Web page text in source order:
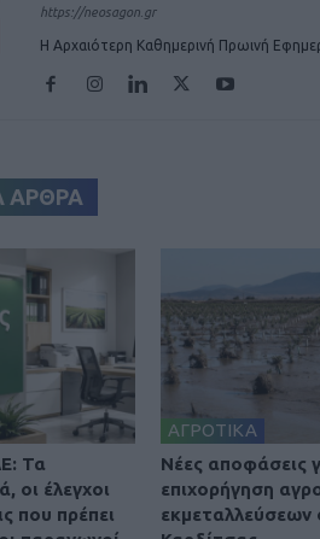
https://neosagon.gr
Η Αρχαιότερη Καθημερινή Πρωινή
ΑΡΘΡΑ
Τα
οι έλεγχοι
που πρέπει
ΑΓΡΟΤΙΚΑ
Nέες αποφάσεις
επιχορήγηση
εκμεταλλεύσεων